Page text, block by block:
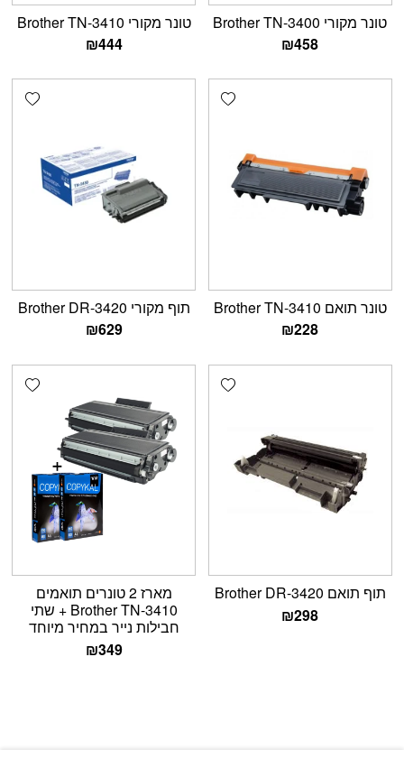
טונר מקורי Brother TN-3400
₪458
טונר מקורי Brother TN-3410
₪444
Add wishlist
טונר תואם Brother TN-3410
₪228
תוף מקורי Brother DR-3420
₪629
Add wishlist
תוף תואם Brother DR-3420
₪298
מארז 2 טונרים תואמים
Brother TN-3410 + שתי
חבילות נייר במחיר מיוחד
₪349